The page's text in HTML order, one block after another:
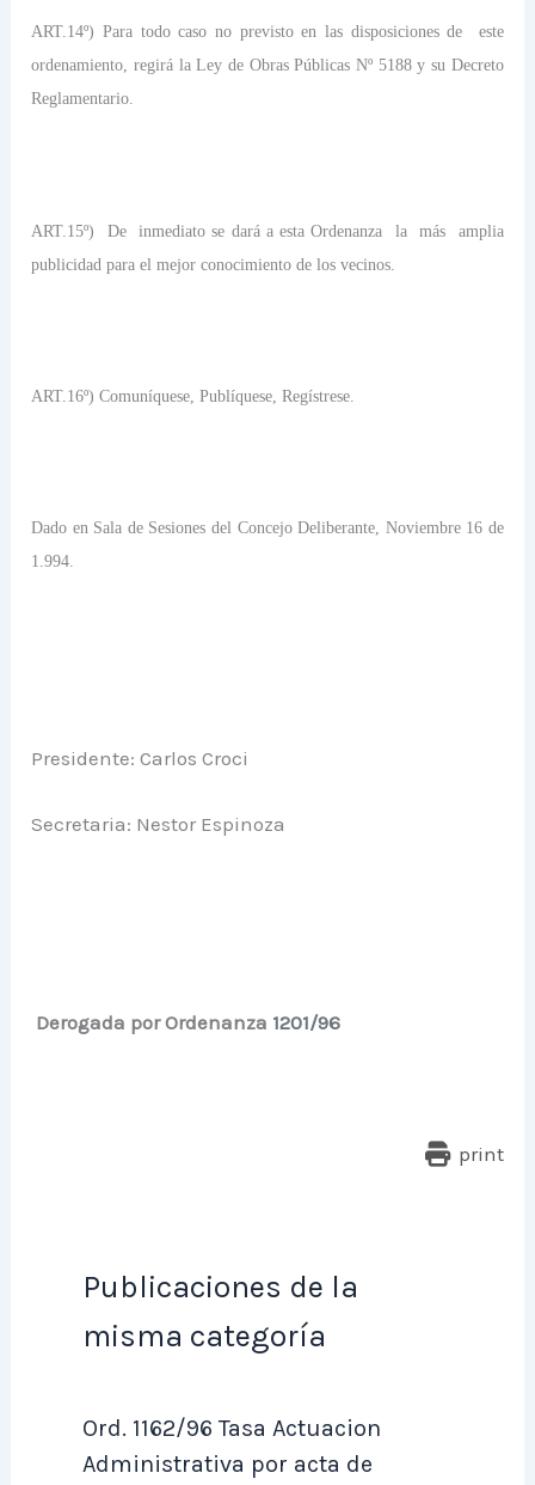
ART.14º) Para todo caso no previsto en las disposiciones de
este
ordenamiento, regirá la Ley de Obras Públicas Nº 5188 y su Decreto
Reglamentario.
ART.15º) De inmediato se dará a esta Ordenanza la más
amplia
publicidad para el mejor conocimiento de los vecinos.
ART.16º) Comuníquese, Publíquese, Regístrese.
Dado en Sala de Sesiones del Concejo Deliberante, Noviembre 16 de
1.994.
Presidente: Carlos Croci
Secretaria: Nestor Espinoza
Derogada por Ordenanza 1201/96
print
Publicaciones de la
misma categoría
Ord. 1162/96 Tasa Actuacion
Administrativa por acta de